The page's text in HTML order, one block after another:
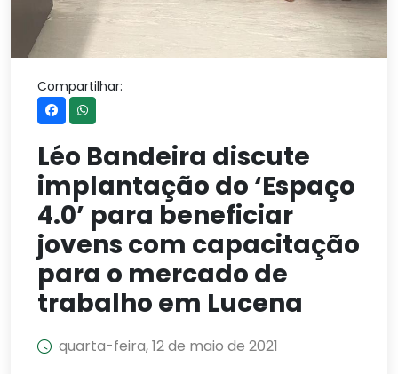
Compartilhar:
Léo Bandeira discute
implantação do ‘Espaço
4.0’ para beneficiar
jovens com capacitação
para o mercado de
trabalho em Lucena
quarta-feira, 12 de maio de 2021